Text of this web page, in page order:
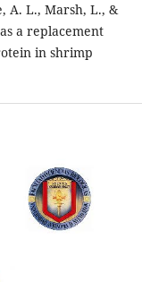
A. L., Marsh, L., &
a replacement
in shrimp